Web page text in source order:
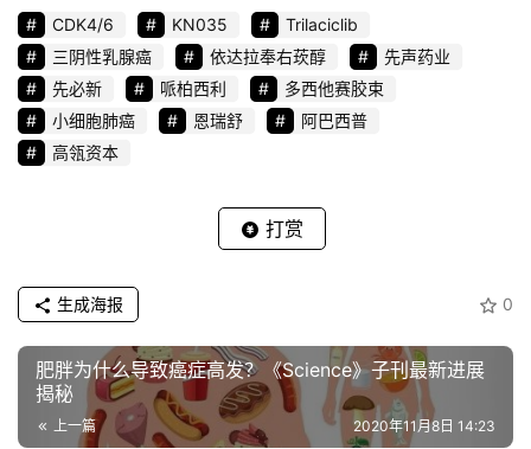
CDK4/6 KN035
Trilaciclib
三阴性乳腺癌
依达拉奉右莰醇
先声药业
先必新
哌柏西利
多西他赛胶束
小细胞肺癌
恩瑞舒
阿巴西普
高瓴资本
打赏
0
生成海报
肥胖为什么导致癌症高发？《Science》子刊最新进展
揭秘
上一篇 2020年11月8日 14:23